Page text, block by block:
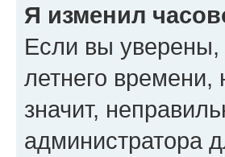
Я изменил
Если вы уверены,
летнего
значит,
администратора